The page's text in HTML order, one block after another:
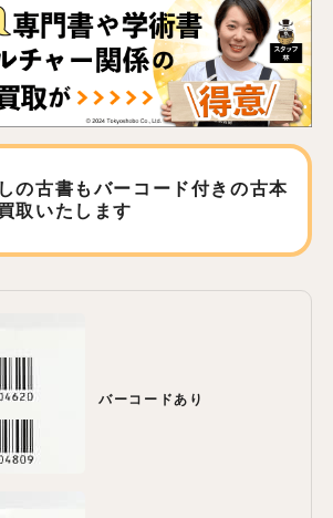
の古書もバーコード付きの古本
取いたします
バーコードあり